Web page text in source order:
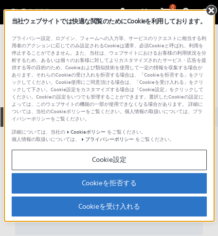
0
総合サポート・お問い合わせ 液晶テレビ
KJ-24W450D
全て ダウンロード 取扱説明書 Q&A
製品に関する重要なお知らせ
お知らせ
人気のトピック
他機器とつなぐ W450D
当社ウェブサイトでは快適な閲覧のためにCookieを利用しております。
プライバシー設定、ログイン、フォームへの入力等、サービスのリクエストに相当する利
用者のアクションに応じてのみ設定されるCookieは通常、必須Cookieと呼ばれ、利用を
停止することができません。また、当社は、ウェブサイトにおけるお客様の利用状況を分
析するため、あるいは個々のお客様に対してよりカスタマイズされたサービス・広告を提
供する等の目的のため、Cookieおよび類似技術を使用して一定の情報を収集する場合が
あります。それらのCookieの受け入れを拒否する場合は、「Cookieを拒否する」をクリ
ックしてください。Cookie使用にご同意頂ける場合は、「Cookieを受け入れる」をクリ
ックして下さい。Cookie設定をカスタマイズする場合は「Cookie設定」をクリックして
ください。Cookieの設定をいつでも管理することができます。選択したCookieの設定に
よっては、このウェブサイトの機能の一部が使用できなくなる場合があります。 詳細に
ついては、当社のCookieポリシーをご覧ください。個人情報の取扱いについては、プラ
イバシーポリシーをご覧ください。
詳細については、当社の
Cookieポリシー をご覧ください。
個人情報の取扱いについては、
プライバシーポリシー をご覧ください。
Cookie設定
Cookieを拒否する
Cookieを受け入れる